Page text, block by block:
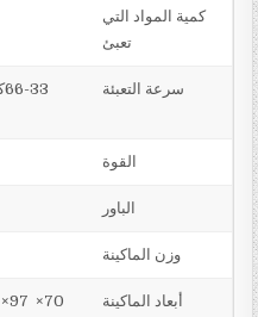
كمية المواد التي
تعبئ
سرعة التعبئة
القوة
الباور
وزن الماكينة
أبعاد الماكينة